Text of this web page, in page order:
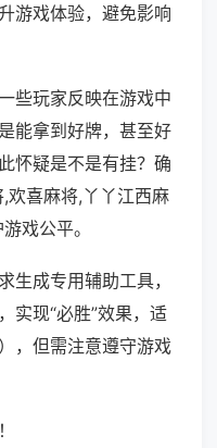
游戏体验，避免影响
些玩家反映在游戏中
能拿到好牌，甚至好
怀疑是不是有挂？确
欢喜麻将,丫丫江西麻
戏公平。
生成专用辅助工具，
实现“必胜”效果，适
，但需注意遵守游戏